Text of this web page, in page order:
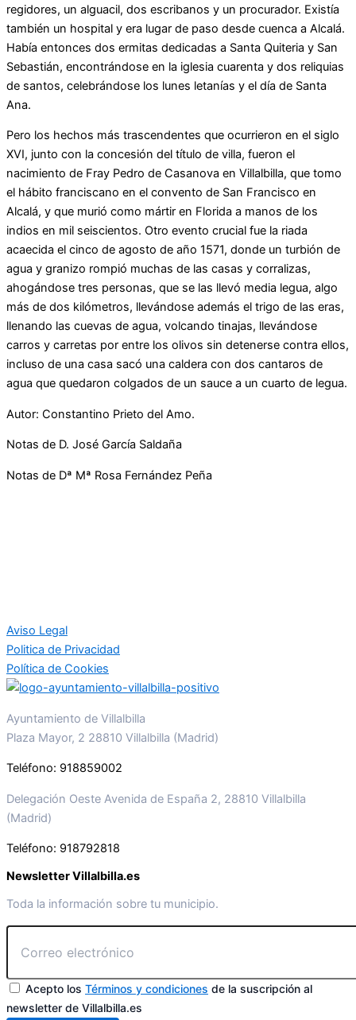
regidores, un alguacil, dos escribanos y un procurador. Existía
también un hospital y era lugar de paso desde cuenca a Alcalá.
Había entonces dos ermitas dedicadas a Santa Quiteria y San
Sebastián, encontrándose en la iglesia cuarenta y dos reliquias
de santos, celebrándose los lunes letanías y el día de Santa
Ana.
Pero los hechos más trascendentes que ocurrieron en el siglo
XVI, junto con la concesión del título de villa, fueron el
nacimiento de Fray Pedro de Casanova en Villalbilla, que tomo
el hábito franciscano en el convento de San Francisco en
Alcalá, y que murió como mártir en Florida a manos de los
indios en mil seiscientos. Otro evento crucial fue la riada
acaecida el cinco de agosto de año 1571, donde un turbión de
agua y granizo rompió muchas de las casas y corralizas,
ahogándose tres personas, que se las llevó media legua, algo
más de dos kilómetros, llevándose además el trigo de las eras,
llenando las cuevas de agua, volcando tinajas, llevándose
carros y carretas por entre los olivos sin detenerse contra ellos,
incluso de una casa sacó una caldera con dos cantaros de
agua que quedaron colgados de un sauce a un cuarto de legua.
Autor: Constantino Prieto del Amo.
Notas de D. José García Saldaña
Notas de Dª Mª Rosa Fernández Peña
Aviso Legal
Politica de Privacidad
Política de Cookies
Ayuntamiento de Villalbilla
Plaza Mayor, 2 28810 Villalbilla (Madrid)
Teléfono: 918859002
Delegación Oeste Avenida de España 2, 28810 Villalbilla
(Madrid)
Teléfono: 918792818
Newsletter Villalbilla.es
Toda la información sobre tu municipio.
Acepto los Términos y condiciones de la suscripción al
newsletter de Villalbilla.es